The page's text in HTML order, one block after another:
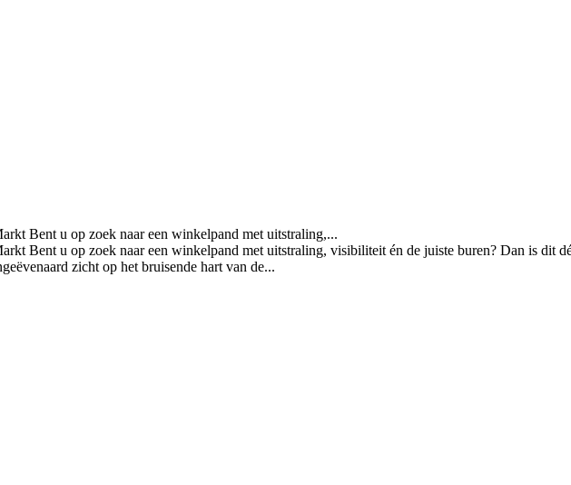
Bent u op zoek naar een winkelpand met uitstraling,...
Bent u op zoek naar een winkelpand met uitstraling, visibiliteit én de juiste buren? Dan is dit
zicht op het bruisende hart van de...